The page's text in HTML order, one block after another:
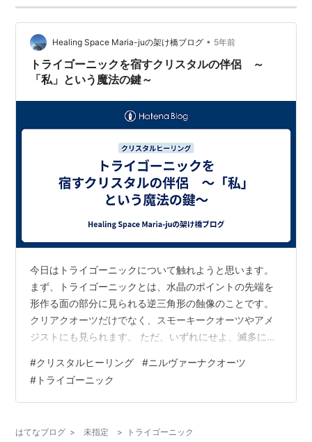
Healing Space Maria-juの架け橋ブログ • 5年前
トライゴーニックを宿すクリスタルの伴侶 ～
「私」という魔法の鍵～
今日はトライゴーニックについて触れようと思います。
まず、トライゴーニックとは、水晶のポイントの先端を
形作る面の部分に見られる逆三角形の蝕像のことです。
クリアクオーツだけでなく、スモーキークオーツやアメ
ジストにも見られます。 ただ、いずれにせよ、滅多に表
マリアージュヒーリングチームのニルヴァーナクオーツ
は、アイスクリスタルとも呼ばれるヒマラヤ産の水晶で
す。この水晶で特徴的なことは、一つの面に無数のトラ
んは三面に重なり合った無数のトライゴーニックがあり
#クリスタルヒーリング #ニルヴァーナクオーツ
# トライゴーニック
はてなブログ > 未指定 > トライゴーニック